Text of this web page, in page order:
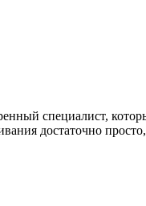
специалист,
достаточно